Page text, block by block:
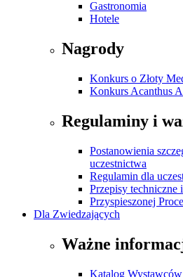
Gastronomia
Hotele
Nagrody
Konkurs o Złoty
Konkurs Acanthus
Regulaminy i
Postanowienia
uczestnictwa
Regulamin dla
Przepisy techniczne
Przyspieszonej
Dla Zwiedzających
Ważne
Katalog Wystawców